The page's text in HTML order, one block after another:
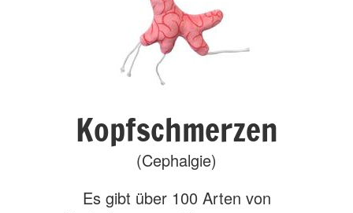
Kopfschmerzen
(Cephalgie)
Es gibt über 100 Arten von